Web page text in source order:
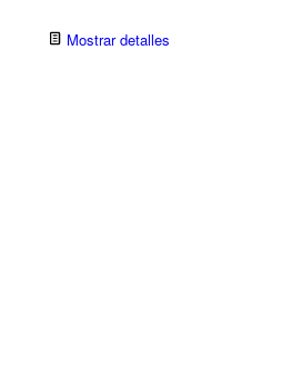
Mostrar detalles